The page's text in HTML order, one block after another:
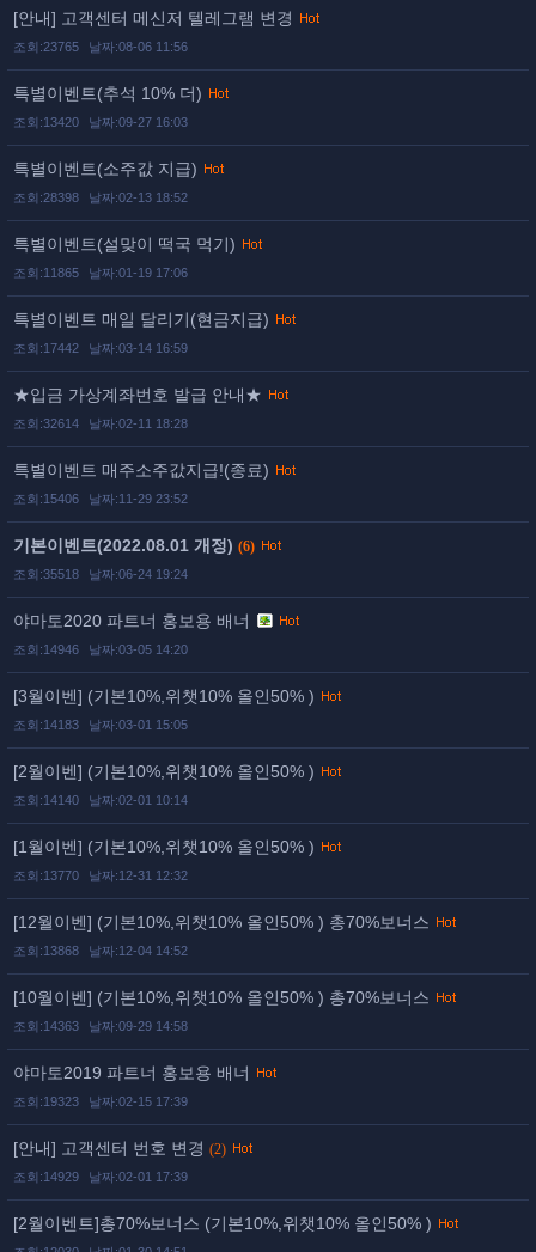
[안내] 고객센터 메신저 텔레그램 변경
조회:23765 날짜:08-06 11:56
특별이벤트(추석 10% 더)
조회:13420 날짜:09-27 16:03
특별이벤트(소주값 지급)
조회:28398 날짜:02-13 18:52
특별이벤트(설맞이 떡국 먹기)
조회:11865 날짜:01-19 17:06
특별이벤트 매일 달리기(현금지급)
조회:17442 날짜:03-14 16:59
★입금 가상계좌번호 발급 안내★
조회:32614 날짜:02-11 18:28
특별이벤트 매주소주값지급!(종료)
조회:15406 날짜:11-29 23:52
기본이벤트(2022.08.01 개정) (6)
조회:35518 날짜:06-24 19:24
야마토2020 파트너 홍보용 배너
조회:14946 날짜:03-05 14:20
[3월이벤] (기본10%,위챗10% 올인50% )
조회:14183 날짜:03-01 15:05
[2월이벤] (기본10%,위챗10% 올인50% )
조회:14140 날짜:02-01 10:14
[1월이벤] (기본10%,위챗10% 올인50% )
조회:13770 날짜:12-31 12:32
[12월이벤] (기본10%,위챗10% 올인50% ) 총70%보너스
조회:13868 날짜:12-04 14:52
[10월이벤] (기본10%,위챗10% 올인50% ) 총70%보너스
조회:14363 날짜:09-29 14:58
야마토2019 파트너 홍보용 배너
조회:19323 날짜:02-15 17:39
[안내] 고객센터 번호 변경 (2)
조회:14929 날짜:02-01 17:39
[2월이벤트]총70%보너스 (기본10%,위챗10% 올인50% )